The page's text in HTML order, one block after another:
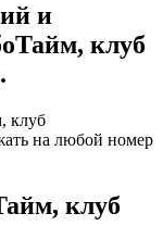
и
клуб
клуб
на любой номер
клуб